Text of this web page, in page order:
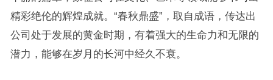
精彩绝伦的辉煌成就。“春秋鼎盛”，取自成语，传达出
公司处于发展的黄金时期，有着强大的生命力和无限的
潜力，能够在岁月的长河中经久不衰。